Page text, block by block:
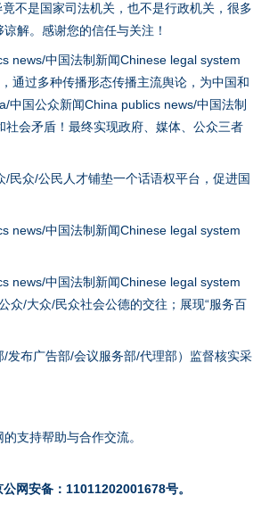
不是国家司法机关，也不是行政机关，很多
解。感谢您的信任与关注！
news/中国法制新闻Chinese legal system
通过多种传播形态传播主流舆论，为中国和
中国公众新闻China publics news/中国法制
会矛盾！最终实现政府、媒体、公众三者
民众/公民人才铺垫一个话语权平台，促进国
news/中国法制新闻Chinese legal system
news/中国法制新闻Chinese legal system
众/大众/民众社会公德的交往；展现“服务百
布广告部/会议服务部/代理部）监督核实采
支持帮助与合作交流。
网安备：11011202001678号。